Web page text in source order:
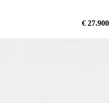
€ 27.900